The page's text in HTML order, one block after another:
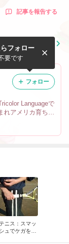
記事を報告する
む感動ストーリ
Languageで
れアメリカ育ちで
なニュアンスの
フォロー
要です
フォロー
ニス：スマッ
シュでケガをし